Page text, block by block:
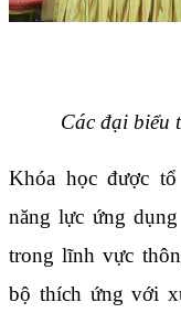
Các đại biểu
Khóa học được
năng lực ứng
trong lĩnh vực
bộ thích ứng với